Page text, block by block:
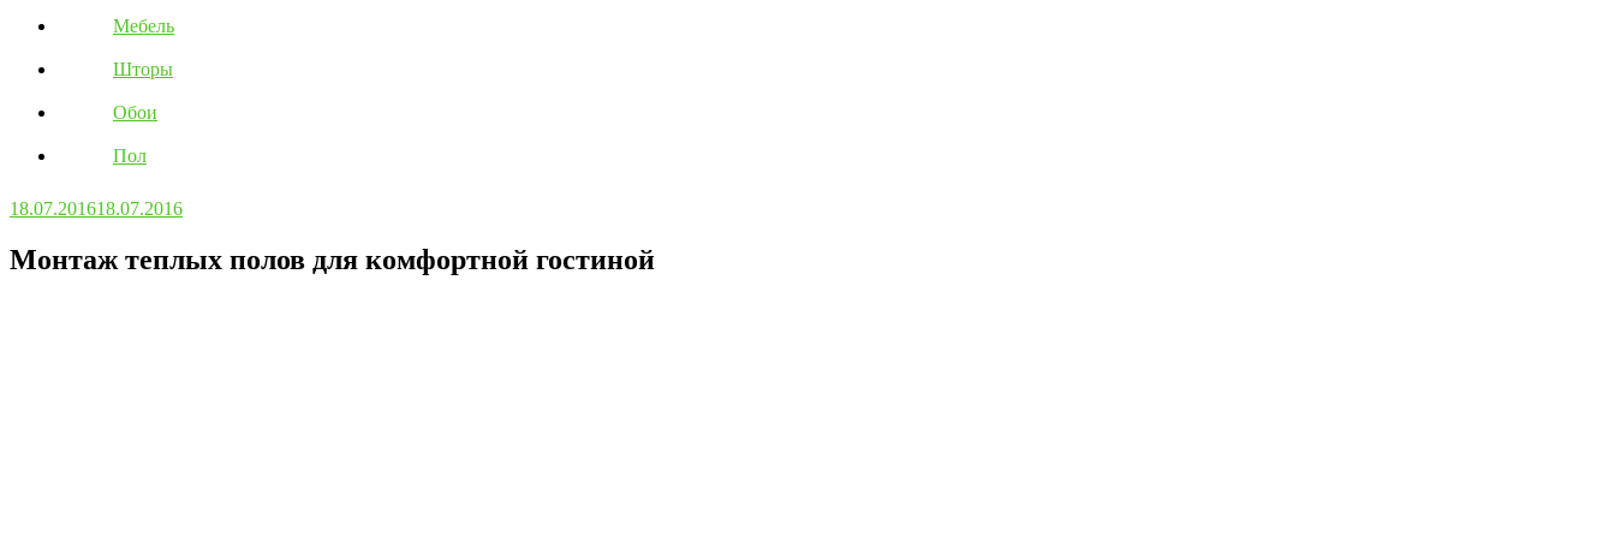
Мебель
Шторы
Обои
Пол
18.07.201618.07.2016
Монтаж теплых полов для комфортной гостиной